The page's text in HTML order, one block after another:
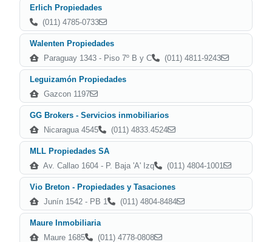
Erlich Propiedades
(011) 4785-0733
Walenten Propiedades
Paraguay 1343 - Piso 7º B y C
(011) 4811-9243
Leguizamón Propiedades
Gazcon 1197
GG Brokers - Servicios inmobiliarios
Nicaragua 4545
(011) 4833.4524
MLL Propiedades SA
Av. Callao 1604 - P. Baja 'A' Izq
(011) 4804-1001
Vio Breton - Propiedades y Tasaciones
Junín 1542 - PB 1
(011) 4804-8484
Maure Inmobiliaria
Maure 1685
(011) 4778-0808